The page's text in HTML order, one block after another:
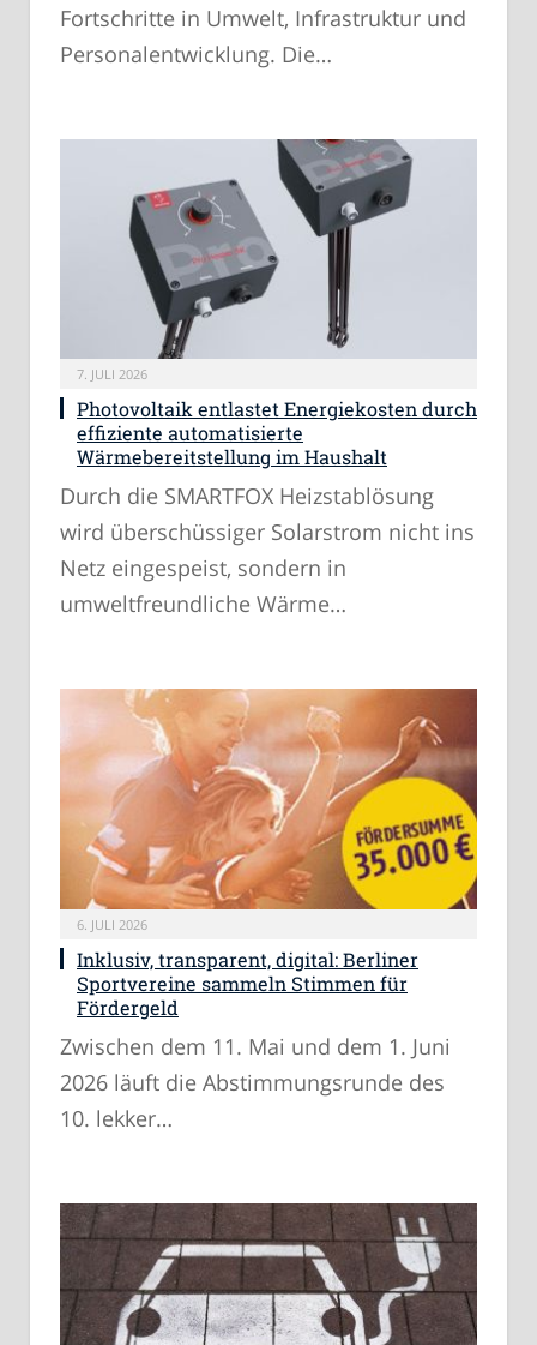
Fortschritte in Umwelt, Infrastruktur und
Personalentwicklung. Die…
7. JULI 2026
Photovoltaik entlastet Energiekosten durch
effiziente automatisierte
Wärmebereitstellung im Haushalt
Durch die SMARTFOX Heizstablösung
wird überschüssiger Solarstrom nicht ins
Netz eingespeist, sondern in
umweltfreundliche Wärme…
6. JULI 2026
Inklusiv, transparent, digital: Berliner
Sportvereine sammeln Stimmen für
Fördergeld
Zwischen dem 11. Mai und dem 1. Juni
2026 läuft die Abstimmungsrunde des
10. lekker…